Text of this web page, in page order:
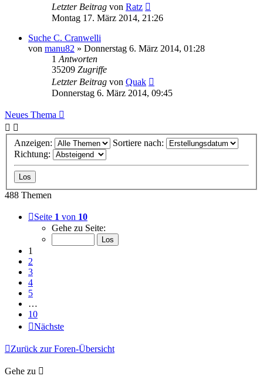
Letzter Beitrag von Ratz
Montag 17. März 2014, 21:26
Suche C. Cranwelli
von manu82 » Donnerstag 6. März 2014, 01:28
1 Antworten
35209 Zugriffe
Letzter Beitrag von Quak
Donnerstag 6. März 2014, 09:45
Neues Thema
Anzeigen:
Sortiere nach:
Richtung:
488 Themen
Seite 1 von 10
Gehe zu Seite:
1
2
3
4
5
…
10
Nächste
Zurück zur Foren-Übersicht
Gehe zu